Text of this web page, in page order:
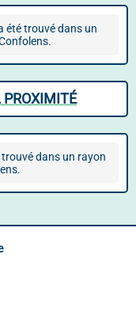
été trouvé dans un
PROXIMITÉ
trouvé dans un rayon